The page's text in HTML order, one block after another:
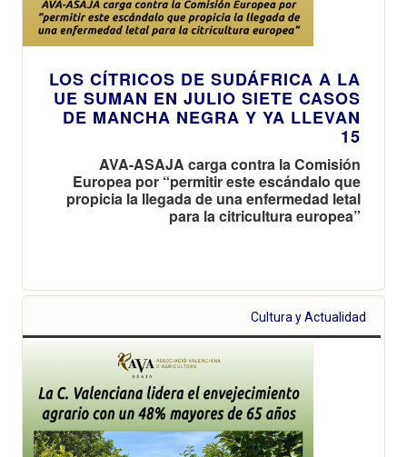
LOS CÍTRICOS DE SUDÁFRICA A LA
UE SUMAN EN JULIO SIETE CASOS
DE MANCHA NEGRA Y YA LLEVAN
15
AVA-ASAJA carga contra la Comisión
Europea por “permitir este escándalo que
propicia la llegada de una enfermedad letal
para la citricultura europea”
Cultura y Actualidad